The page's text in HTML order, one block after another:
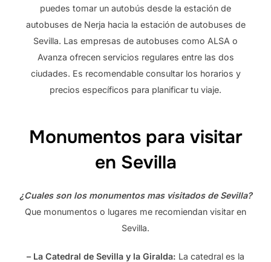
puedes tomar un autobús desde la estación de
autobuses de Nerja hacia la estación de autobuses de
Sevilla. Las empresas de autobuses como ALSA o
Avanza ofrecen servicios regulares entre las dos
ciudades. Es recomendable consultar los horarios y
precios específicos para planificar tu viaje.
Monumentos para visitar
en Sevilla
¿Cuales son los monumentos mas visitados de Sevilla?
Que monumentos o lugares me recomiendan visitar en
Sevilla.
– La Catedral de Sevilla y la Giralda: La catedral es la